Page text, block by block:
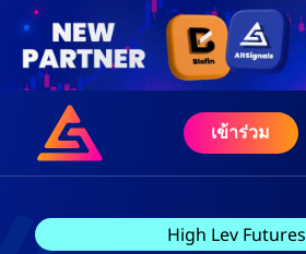
เข้าร่วม
High Lev Futures